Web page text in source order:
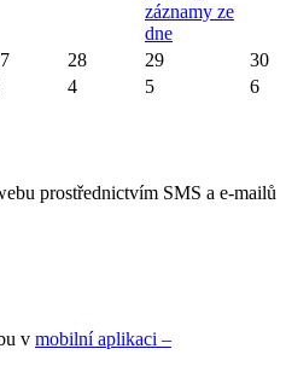
záznamy ze
dne
28 29
30
4 5 6
prostřednictvím SMS a e-mailů
v mobilní aplikaci –